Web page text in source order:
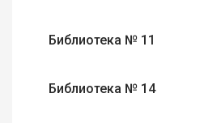
Библиотека № 11
Библиотека № 14